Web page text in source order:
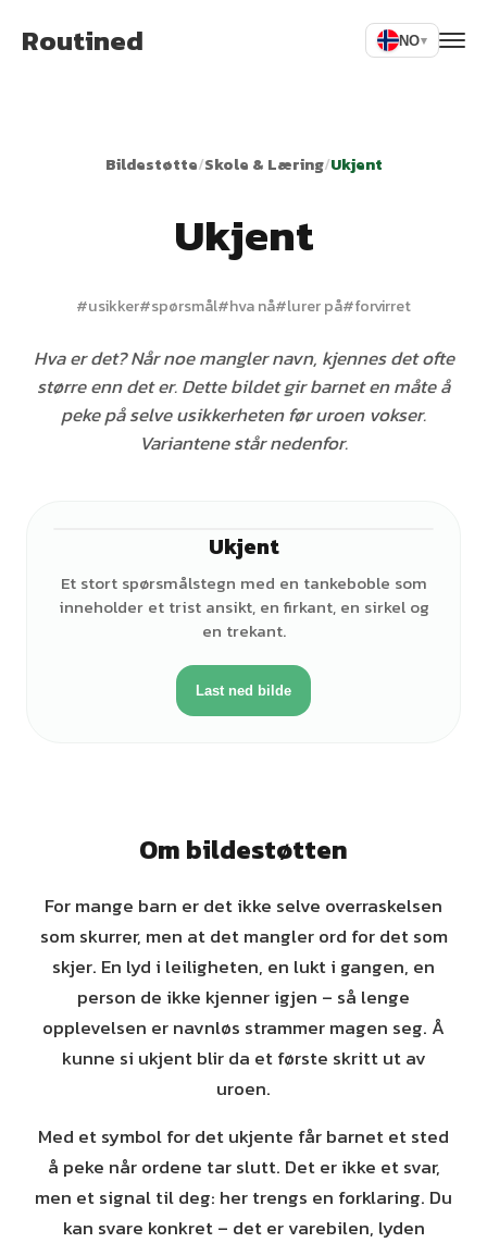
Routined NO▾
Bildestøtte/Skole & Læring/Ukjent
Ukjent
#usikker#spørsmål#hva nå#lurer på#forvirret
Hva er det? Når noe mangler navn, kjennes det ofte
større enn det er. Dette bildet gir barnet en måte å
peke på selve usikkerheten før uroen vokser.
Variantene står nedenfor.
Ukjent
Et stort spørsmålstegn med en tankeboble som
inneholder et trist ansikt, en firkant, en sirkel og
en trekant.
Last ned bilde
Om bildestøtten
For mange barn er det ikke selve overraskelsen
som skurrer, men at det mangler ord for det som
skjer. En lyd i leiligheten, en lukt i gangen, en
person de ikke kjenner igjen – så lenge
opplevelsen er navnløs strammer magen seg. Å
kunne si ukjent blir da et første skritt ut av
uroen.
Med et symbol for det ukjente får barnet et sted
å peke når ordene tar slutt. Det er ikke et svar,
men et signal til deg: her trengs en forklaring. Du
kan svare konkret – det er varebilen, lyden